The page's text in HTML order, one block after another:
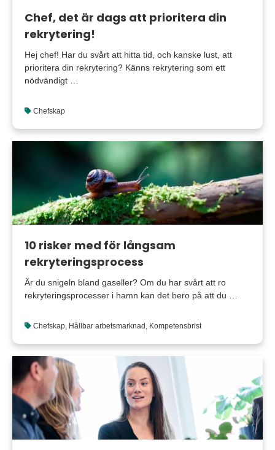
Chef, det är dags att prioritera din
rekrytering!
Hej chef! Har du svårt att hitta tid, och kanske lust, att
prioritera din rekrytering? Känns rekrytering som ett
nödvändigt …
Chefskap
10 risker med för långsam
rekryteringsprocess
Är du snigeln bland gaseller? Om du har svårt att ro
rekryteringsprocesser i hamn kan det bero på att du …
Chefskap, Hållbar arbetsmarknad, Kompetensbrist